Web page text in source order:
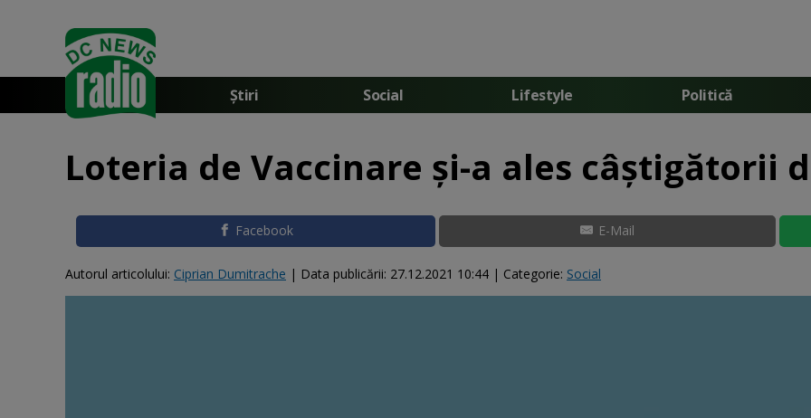
Știri Social Lifestyle Politică
Loteria de Vaccinare și-a ales câștigătorii
Facebook E-Mail
Autorul articolului: Ciprian Dumitrache | Data publicării: 27.12.2021 10:44 | Categorie: Social